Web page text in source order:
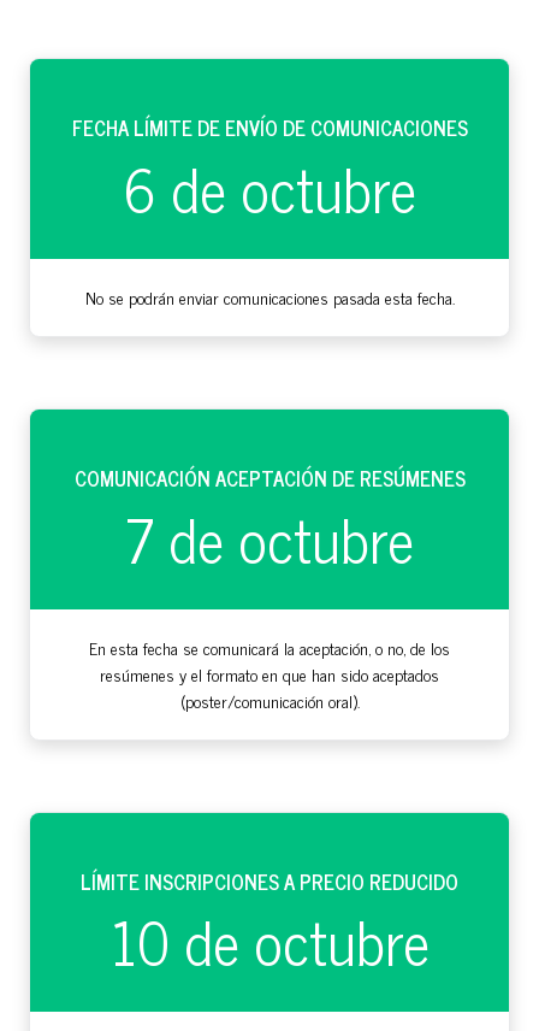
FECHA LÍMITE DE ENVÍO DE COMUNICACIONES
6 de octubre
No se podrán enviar comunicaciones pasada esta fecha.
COMUNICACIÓN ACEPTACIÓN DE RESÚMENES
7 de octubre
En esta fecha se comunicará la aceptación, o no, de los
resúmenes y el formato en que han sido aceptados
(poster/comunicación oral).
LÍMITE INSCRIPCIONES A PRECIO REDUCIDO
10 de octubre